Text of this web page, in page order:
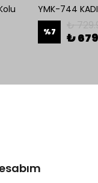
YMK-744 KADI
%7 ₺